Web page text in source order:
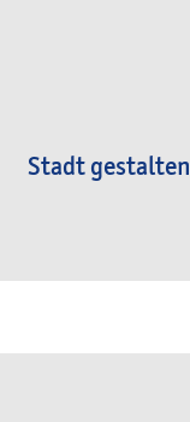
Stadt gestalten